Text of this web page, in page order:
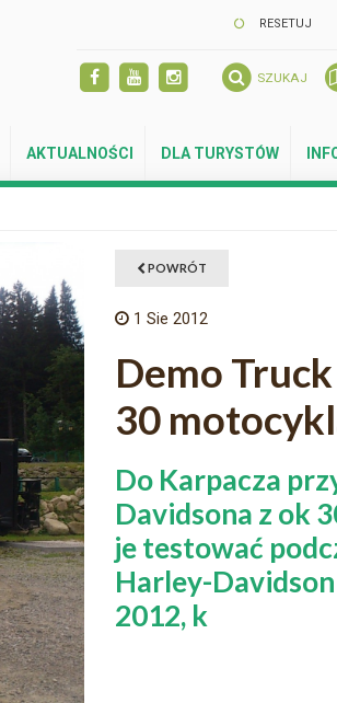
RESETUJ
SZUKAJ
AKTUALNOŚCI DLA TURYSTÓW
POWRÓT
1 Sie 2012
Demo
30
Do Karpacza
Davidsona z ok
je testować
Harley-
2012, k